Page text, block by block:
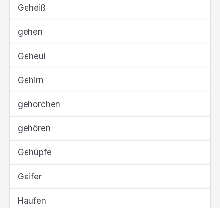
Geheiß
gehen
Geheul
Gehirn
gehorchen
gehören
Gehüpfe
Geifer
Haufen